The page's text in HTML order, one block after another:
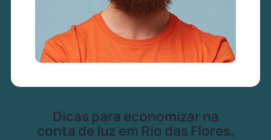
Dicas para economizar na
conta de luz em Rio das Flores,